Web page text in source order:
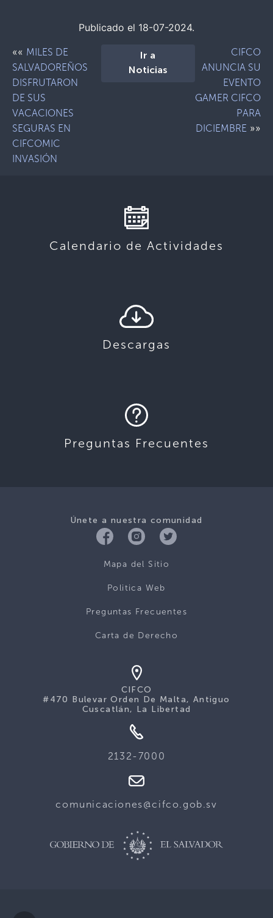
Publicado el 18-07-2024.
«« MILES DE
SALVADOREÑOS
DISFRUTARON
DE SUS
VACACIONES
SEGURAS EN
CIFCOMIC
INVASIÓN
Ir a
Noticias
CIFCO
ANUNCIA SU
EVENTO
GAMER CIFCO
PARA
DICIEMBRE»»
Calendario de Actividades
Descargas
Preguntas Frecuentes
Únete a nuestra comunidad
Mapa del Sitio
Politica Web
Preguntas Frecuentes
Carta de Derecho
CIFCO
#470 Bulevar Orden De Malta, Antiguo
Cuscatlán, La Libertad
2132-7000
comunicaciones@cifco.gob.sv